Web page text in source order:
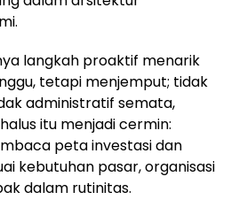
langkah proaktif menarik
tetapi menjemput; tidak
administratif semata,
itu menjadi cermin:
peta investasi dan
kebutuhan pasar, organisasi
dalam rutinitas.